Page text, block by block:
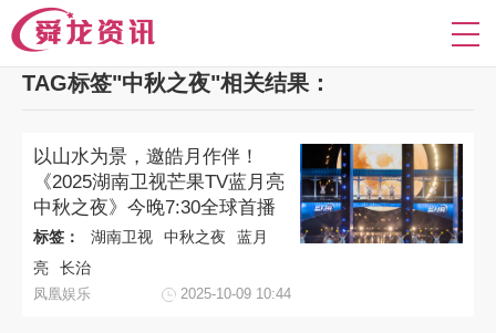
TAG标签"中秋之夜"相关结果：
以山水为景，邀皓月作伴！
《2025湖南卫视芒果TV蓝月亮
中秋之夜》今晚7:30全球首播
标签： 湖南卫视 中秋之夜
蓝月
亮
长治
凤凰娱乐 2025-10-09 10:44